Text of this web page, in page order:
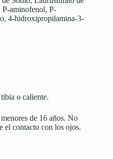
P-aminofenol, P-
4-hidroxipropilamina-3-
o caliente.
de 16 años. No
el contacto con los ojos.